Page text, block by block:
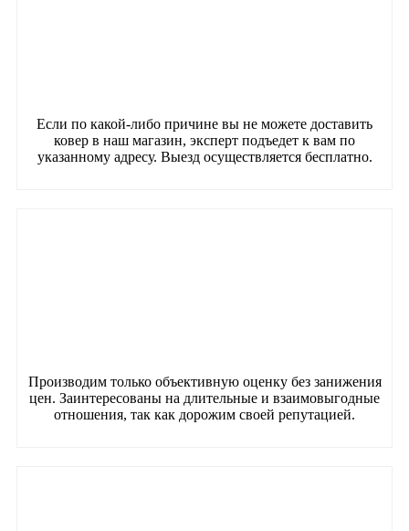
Если по какой-либо причине вы не можете доставить
ковер в наш магазин, эксперт подъедет к вам по
указанному адресу. Выезд осуществляется бесплатно.
Производим только объективную оценку без занижения
цен. Заинтересованы на длительные и взаимовыгодные
отношения, так как дорожим своей репутацией.